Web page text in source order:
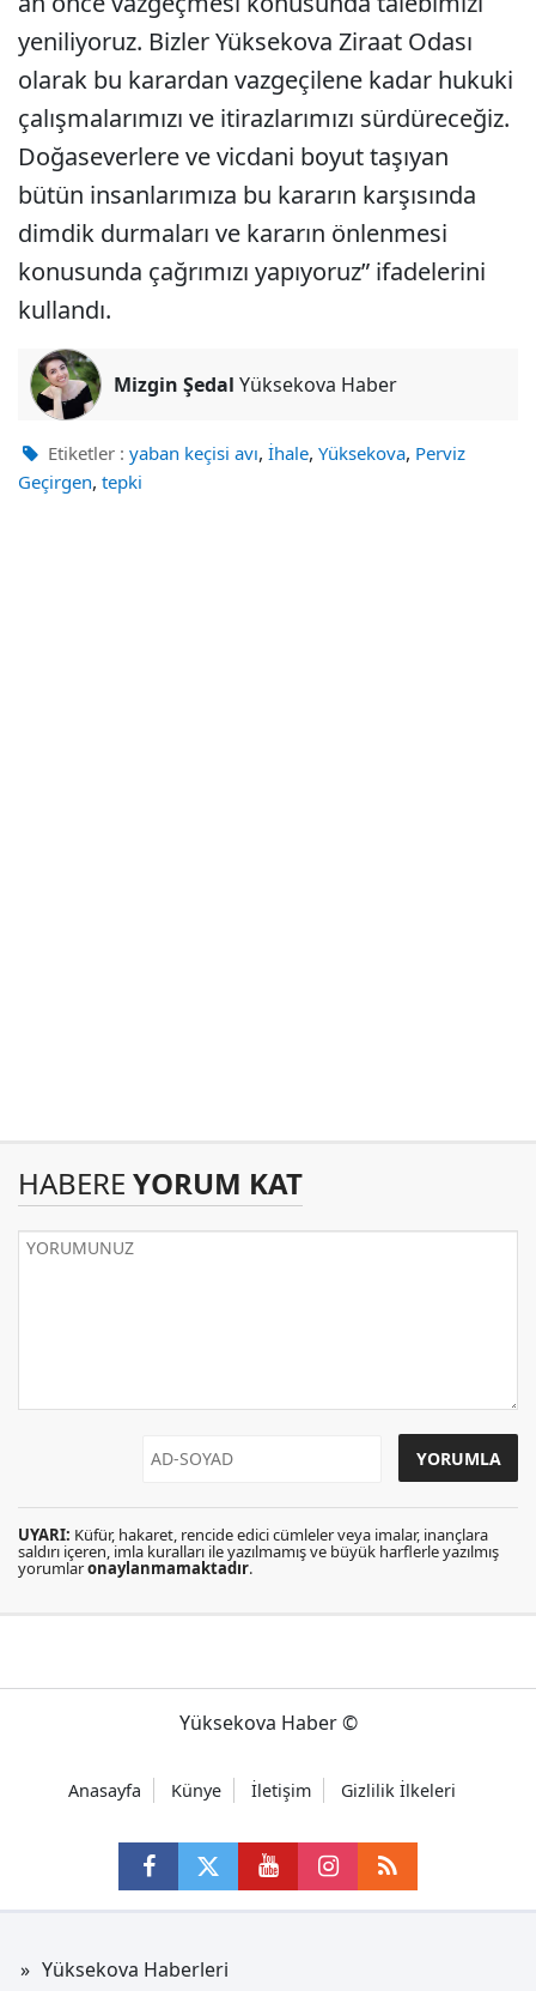
yeniliyoruz. Bizler Yüksekova Ziraat Odası
olarak bu karardan vazgeçilene kadar hukuki
çalışmalarımızı ve itirazlarımızı sürdüreceğiz.
Doğaseverlere ve vicdani boyut taşıyan
bütün insanlarımıza bu kararın karşısında
dimdik durmaları ve kararın önlenmesi
konusunda çağrımızı yapıyoruz” ifadelerini
kullandı.
Mizgin Şedal Yüksekova Haber
Etiketler : yaban keçisi avı, İhale, Yüksekova, Perviz
Geçirgen, tepki
HABERE YORUM KAT
UYARI: Küfür, hakaret, rencide edici cümleler veya imalar, inançlara
saldırı içeren, imla kuralları ile yazılmamış ve büyük harflerle yazılmış
yorumlaronaylanmamaktadır.
Yüksekova Haber ©
Anasayfa Künye İletişim Gizlilik İlkeleri
Yüksekova Haberleri